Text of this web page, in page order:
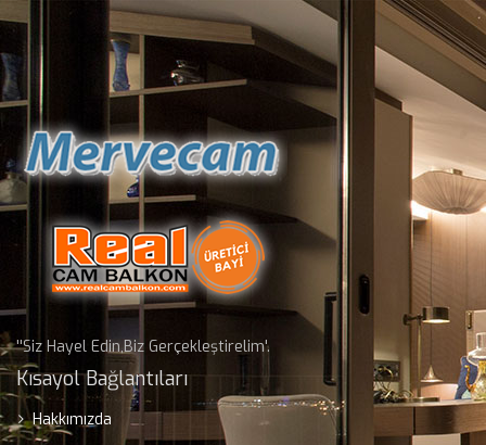
''Siz Hayel Edin,Biz Gerçekleştirelim'.
Kısayol Bağlantıları
Hakkımızda